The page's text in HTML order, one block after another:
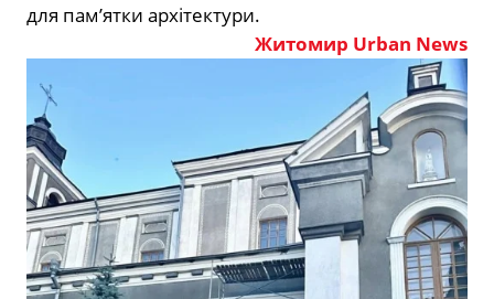
для памʼятки архітектури.
Житомир Urban News